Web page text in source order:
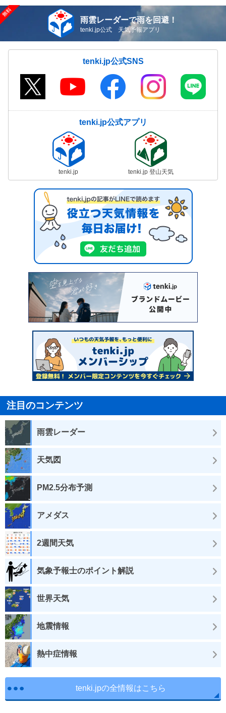
雨雲レーダーで雨を回避！
tenki.jp公式 天気予報アプリ
tenki.jp公式SNS
tenki.jp公式アプリ
tenki.jp tenki.jp 登山天気
注目のコンテンツ
雨雲レーダー
天気図
PM2.5分布予測
アメダス
2週間天気
気象予報士のポイント解説
世界天気
地震情報
熱中症情報
tenki.jpの全情報はこちら